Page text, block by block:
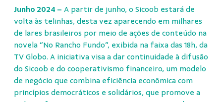
Junho 2024 – A partir de junho, o Sicoob estará de
volta às telinhas, desta vez aparecendo em milhares
de lares brasileiros por meio de ações de conteúdo na
novela “No Rancho Fundo”, exibida na faixa das 18h, da
TV Globo. A iniciativa visa a dar continuidade à difusão
do Sicoob e do cooperativismo financeiro, um modelo
de negócio que combina eficiência econômica com
princípios democráticos e solidários, que promove a